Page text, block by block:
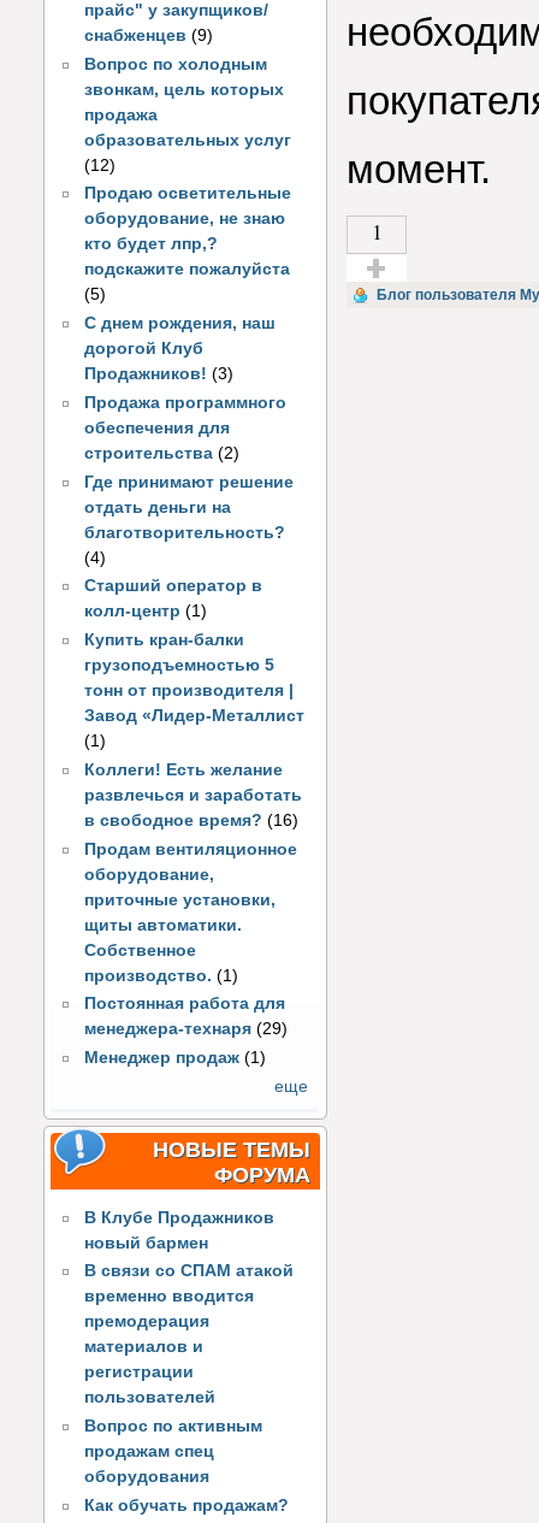
прайс" у закупщиков/
снабженцев (9)
Вопрос по холодным
звонкам, цель которых
продажа
образовательных услуг
(12)
Продаю осветительные
оборудование, не знаю
кто будет лпр,?
подскажите пожалуйста
(5)
С днем рождения, наш
дорогой Клуб
Продажников! (3)
Продажа программного
обеспечения для
строительства (2)
Где принимают решение
отдать деньги на
благотворительность?
(4)
Старший оператор в
колл-центр (1)
Купить кран-балки
грузоподъемностью 5
тонн от производителя |
Завод «Лидер-Металлист
(1)
Коллеги! Есть желание
развлечься и заработать
в свободное время? (16)
Продам вентиляционное
оборудование,
приточные установки,
щиты автоматики.
Собственное
производство. (1)
Постоянная работа для
менеджера-технаря (29)
Менеджер продаж (1)
еще
НОВЫЕ ТЕМЫ
ФОРУМА
В Клубе Продажников
новый бармен
В связи со СПАМ атакой
временно вводится
премодерация
материалов и
регистрации
пользователей
Вопрос по активным
продажам спец
оборудования
Как обучать продажам?
момент.
1
Голос за!
Блог пользователя